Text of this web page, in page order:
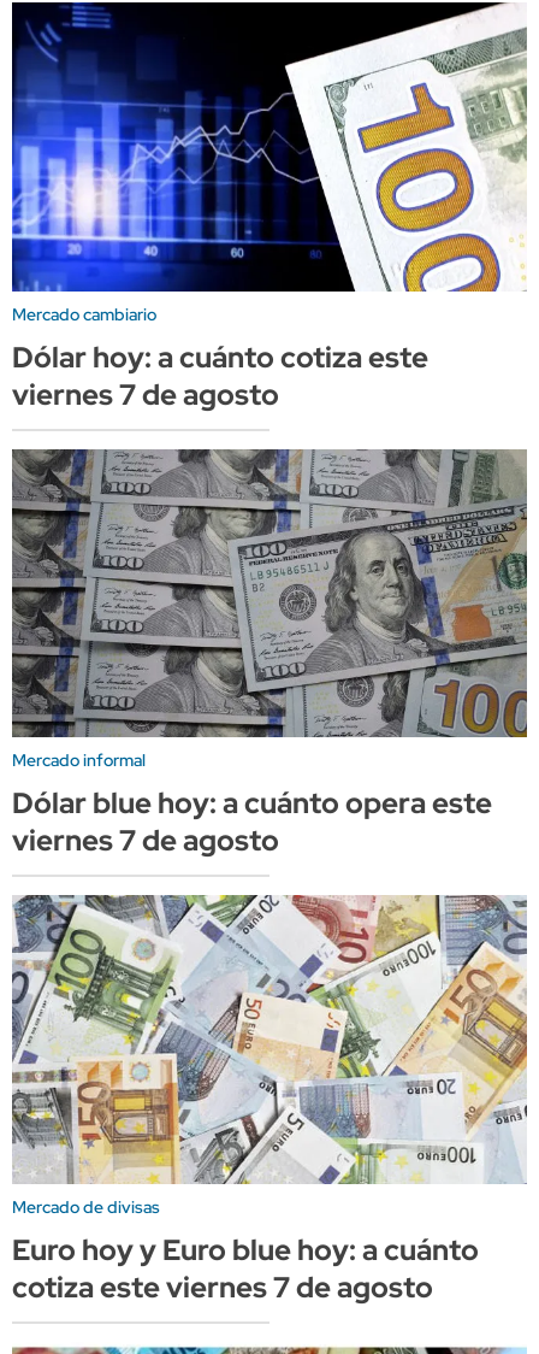
Mercado cambiario
Dólar hoy: a cuánto cotiza este
viernes 7 de agosto
Mercado informal
Dólar blue hoy: a cuánto opera este
viernes 7 de agosto
Mercado de divisas
Euro hoy y Euro blue hoy: a cuánto
cotiza este viernes 7 de agosto